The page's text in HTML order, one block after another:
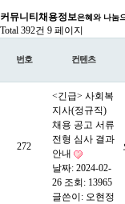
커뮤니티 채용정보은혜와 나눔
Total 392건 9 페이지
번호 컨텐츠
272
<긴급> 사회복
지사(정규직)
채용 공고 서류
전형 심사 결과
안내
날짜: 2024-02-
26 조회: 13965
글쓴이: 오현정